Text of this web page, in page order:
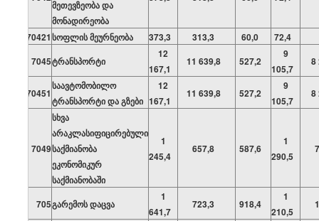
მეთევზეობა და
მონადირეობა
70421სოფლის მეურნეობა 373,3 313,3 60,0
72,4
7045ტრანსპორტი
12
167,1
11 639,8 527,2
9
105,7
70451
საავტომობილო
ტრანსპორტი და გზები
12
167,1
11 639,8 527,2
9
105,7
7049
სხვა
არაკლასიფიცირებული
საქმიანობა
ეკონომიკურ
საქმიანობაში
1
245,4
657,8 587,6
1
290,5
705გარემოს დაცვა
1
641,7
723,3 918,4
1
210,5